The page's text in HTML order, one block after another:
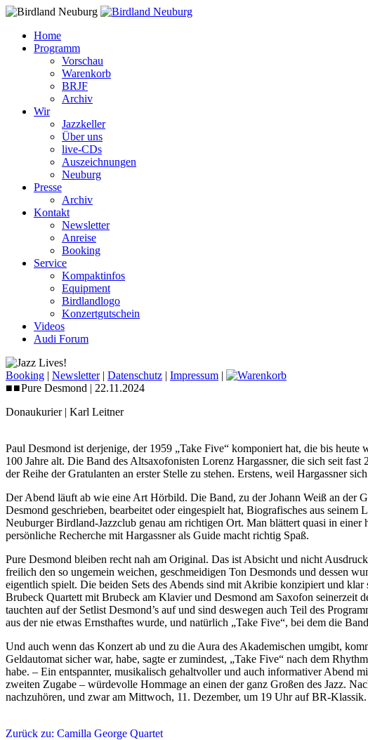
Home
Programm
Vorschau
Warenkorb
BRJF
Archiv
Wir
Jazzkeller
Über uns
live-CDs
Auszeichnungen
Neuburg
Presse
Archiv
Kontakt
Newsletter
Anreise
Booking
Service
Kompaktinfos
Equipment
Birdlandlogo
Konzertgutschein
Videos
Audi Forum
Booking | Newsletter| Datenschutz | Impressum |
■■Pure Desmond | 22.11.2024
Donaukurier | Karl Leitner
Paul Desmond ist derjenige, der 1959 „Take Five“ komponiert hat, die bis
100 Jahre alt. Die Band des Altsaxofonisten Lorenz Hargassner, die sich seit
der Reihe der Gratulanten an erster Stelle zu stehen. Erstens, weil Hargassner
Der Abend läuft ab wie eine Art Hörbild. Die Band, zu der Johann Weiß an der
Desmond geschrieben, bearbeitet oder eingespielt hat, Biografisches aus
Neuburger Birdland-Jazzclub genau am richtigen Ort. Man blättert quasi in
persönliche Recherche mit Hargassner als Guide macht richtig Spaß.
Pure Desmond bleiben recht nah am Original. Das ist Absicht und nicht
freilich den so ungemein weichen, geschmeidigen Ton Desmonds und dessen
eigentlich spielt. Die beiden Sets des Abends sind mit Akribie konzipiert und
Brubeck Quartett mit Brubeck am Klavier und Desmond am Saxofon seinerzeit
tauchten auf der Setlist Desmond’s auf und sind deswegen auch Teil des
aus der nie etwas Ernsthaftes wurde, und natürlich „Take Five“, bei dem die
Und auch wenn das Konzert ab und zu die Aura des Akademischen umgibt,
Geldautomat sicher war, habe, sagte er zumindest, „Take Five“ nach dem
habe. – Ein entspannter, musikalisch gehaltvoller und auch informativer Abend
zweiten Zugabe – würdevolle Hommage an einen der ganz Großen des Jazz.
nachzuhören, und zwar am Mittwoch, 11. Dezember, um 19 Uhr auf BR-Klassik.
Zurück zu: Camilla George Quartet